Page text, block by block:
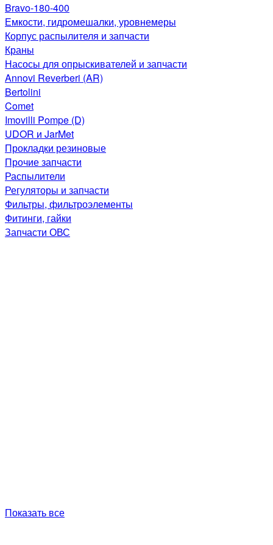
Bravo-180-400
Емкости, гидромешалки, уровнемеры
Корпус распылителя и запчасти
Краны
Насосы для опрыскивателей и запчасти
Annovi Reverberi (AR)
Bertolini
Comet
Imovilli Pompe (D)
UDOR и JarMet
Прокладки резиновые
Прочие запчасти
Распылители
Регуляторы и запчасти
Фильтры, фильтроэлементы
Фитинги, гайки
Запчасти ОВС
Показать все